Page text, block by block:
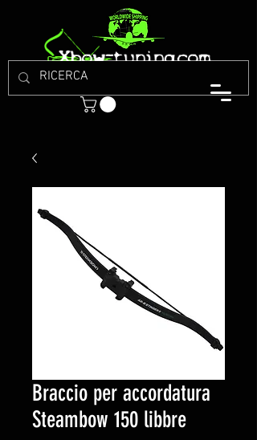
Braccio per accordatura
Steambow 150 libbre